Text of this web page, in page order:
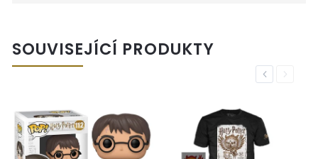
SOUVISEJÍCÍ PRODUKTY
PreviousNext